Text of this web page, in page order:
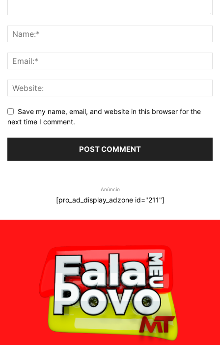
Save my name, email, and website in this browser for the
next time I comment.
Anúncio
[pro_ad_display_adzone id="211"]